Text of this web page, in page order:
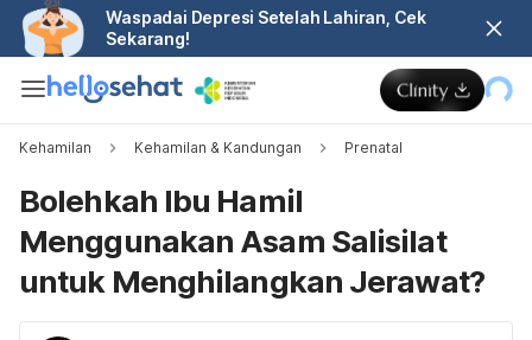
Waspadai Depresi Setelah Lahiran, Cek
Sekarang!
Kehamilan Kehamilan & Kandungan Prenatal
Bolehkah Ibu Hamil
Menggunakan Asam Salisilat
untuk Menghilangkan Jerawat?